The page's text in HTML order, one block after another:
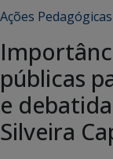
Ações
públicas
e
Silveira